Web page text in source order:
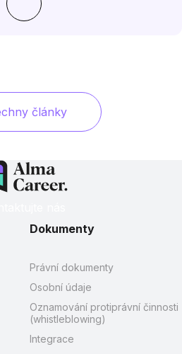
články
Dokumenty
Právní dokumenty
Osobní údaje
Oznamování protiprávní činnosti
(whistleblowing)
Integrace